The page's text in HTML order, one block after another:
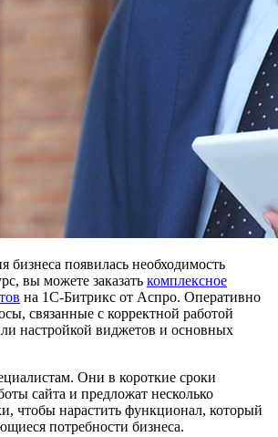
бизнеса появилась необходимость
вы можете заказать комплексное
на 1С-Битрикс от Аспро. Оперативно
связанные с корректной работой
настройкой виджетов и основных
Они в короткие сроки
сайта и предложат несколько
чтобы нарастить функционал, который
потребности бизнеса.